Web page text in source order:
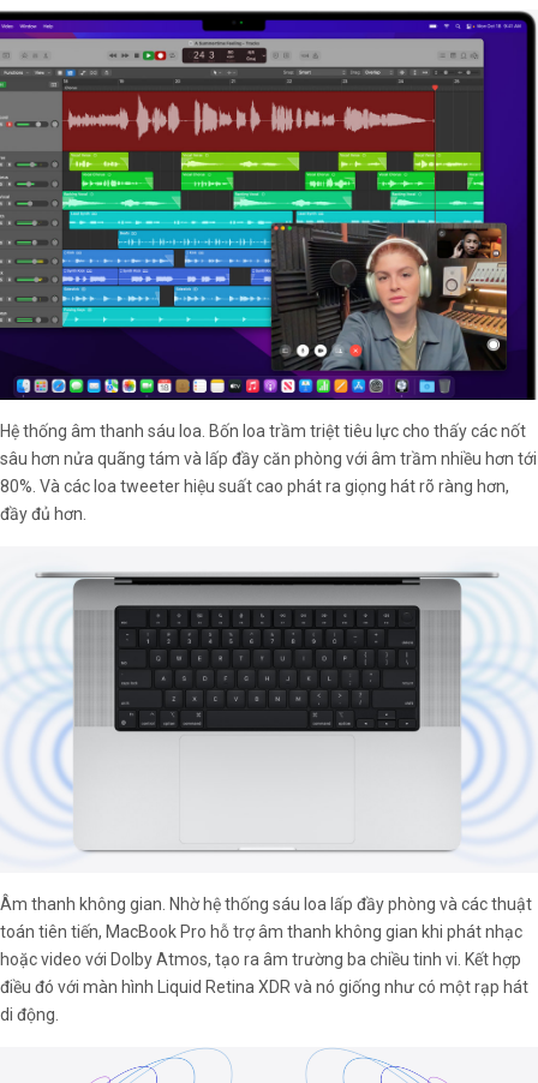
Hệ thống âm thanh sáu loa. Bốn loa trầm triệt tiêu lực cho thấy các nốt
sâu hơn nửa quãng tám và lấp đầy căn phòng với âm trầm nhiều hơn tới
80%. Và các loa tweeter hiệu suất cao phát ra giọng hát rõ ràng hơn,
đầy đủ hơn.
Âm thanh không gian. Nhờ hệ thống sáu loa lấp đầy phòng và các thuật
toán tiên tiến, MacBook Pro hỗ trợ âm thanh không gian khi phát nhạc
hoặc video với Dolby Atmos, tạo ra âm trường ba chiều tinh vi. Kết hợp
điều đó với màn hình Liquid Retina XDR và nó giống như có một rạp hát
di động.